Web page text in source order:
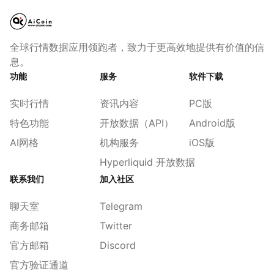
全球行情数据应用领跑者，致力于更高效地提供有价值的信
息。
功能
实时行情
特色功能
AI网格
服务
资讯内容
开放数据（API）
机构服务
Hyperliquid 开放数据
软件下载
PC版
Android版
iOS版
联系我们
聊天室
商务邮箱
官方邮箱
官方验证通道
加入社区
Telegram
Twitter
Discord